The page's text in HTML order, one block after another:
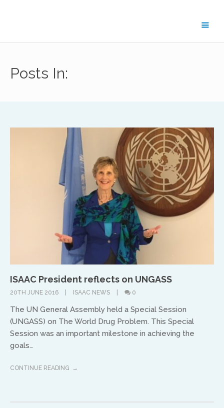
Posts In:
ISAAC President reflects on UNGASS
20TH JUNE 2016 ISAAC NEWS 0
The UN General Assembly held a Special Session
(UNGASS) on The World Drug Problem. This Special
Session was an important milestone in achieving the
goals…
CONTINUE READING
For general enquiries about the ISAAC
To get in touch with ISAAC members in your
region, please email the key contact below.
North America
equippinghearts@gmail.com